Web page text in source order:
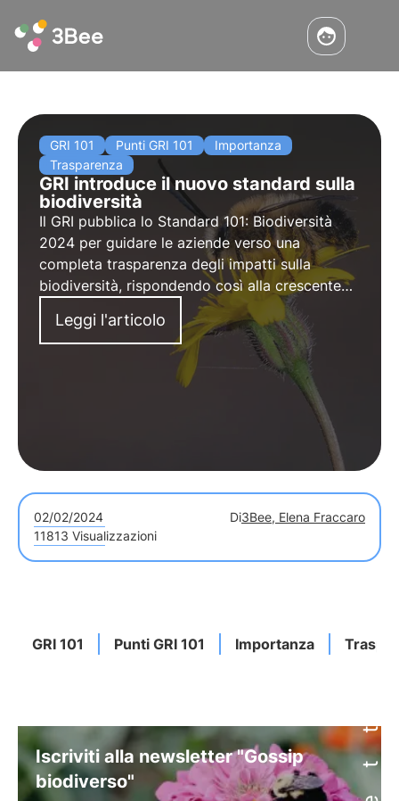
GRI 101 Punti GRI 101
Importanza
Trasparenza
GRI introduce il nuovo standard sulla
biodiversità
Il GRI pubblica lo Standard 101: Biodiversità
2024 per guidare le aziende verso una
completa trasparenza degli impatti sulla
biodiversità, rispondendo così alla crescente
richiesta di informazioni da parte degli
stakeholder. Scopri in questo articolo come è
strutturato e quando entrerà in vigore.
Leggi l'articolo
02/02/2024 Di3Bee, Elena Fraccaro
11813 Visualizzazioni
GRI 101 Punti GRI 101 Importanza
Iscriviti alla newsletter "Gossip
biodiverso"